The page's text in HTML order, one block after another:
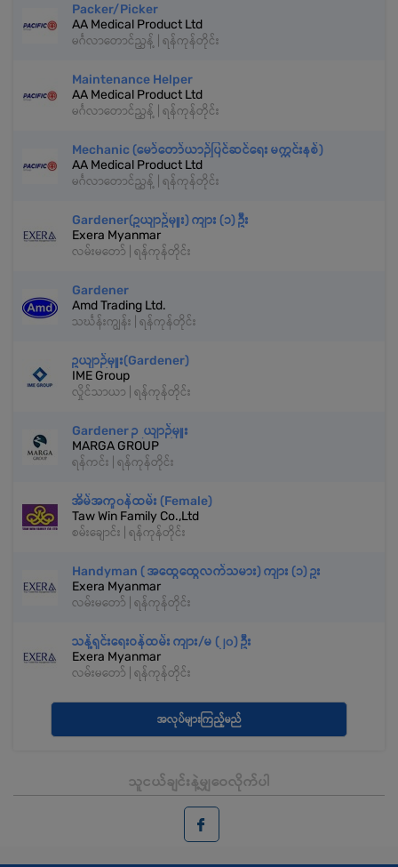
Packer/Picker
AA Medical Product Ltd
မင်္ဂလာတောင်ညွှန့် | ရန်ကုန်တိုင်း
Maintenance Helper
AA Medical Product Ltd
မင်္ဂလာတောင်ညွှန့် | ရန်ကုန်တိုင်း
Mechanic (မော်တော်ယာဉ်ပြင်ဆင်ရေး မက္ကင်းနစ်)
AA Medical Product Ltd
မင်္ဂလာတောင်ညွှန့် | ရန်ကုန်တိုင်း
Gardener(ဥယျာဥ်မှူး) ကျား (၁) ဦး
Exera Myanmar
လမ်းမတော် | ရန်ကုန်တိုင်း
Gardener
Amd Trading Ltd.
သင်္ဃန်းကျွန်း | ရန်ကုန်တိုင်း
ဥယျာဉ်မှူး(Gardener)
IME Group
လှိုင်သာယာ | ရန်ကုန်တိုင်း
Gardener ဉယျာဉ်မှူး
MARGA GROUP
ရန်ကင်း | ရန်ကုန်တိုင်း
အိမ်အကူ၀န်ထမ်း (Female)
Taw Win Family Co.,Ltd
စမ်းချောင်း | ရန်ကုန်တိုင်း
Handyman ( အထွေထွေလက်သမား) ကျား (၁) ဥး
Exera Myanmar
လမ်းမတော် | ရန်ကုန်တိုင်း
သန့်ရှင်းရေးဝန်ထမ်း ကျား/မ (၂၀) ဦး
Exera Myanmar
လမ်းမတော် | ရန်ကုန်တိုင်း
အလုပ်များကြည့်မည်
သူငယ်ချင်းနဲ့မျှဝေလိုက်ပါ